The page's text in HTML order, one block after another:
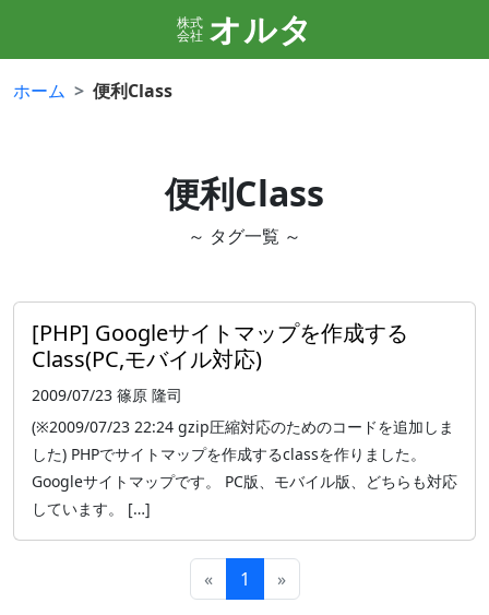
株式
会社 オルタ
ホーム 便利Class
便利Class
～ タグ一覧 ～
[PHP] Googleサイトマップを作成する
Class(PC,モバイル対応)
2009/07/23 篠原 隆司
(※2009/07/23 22:24 gzip圧縮対応のためのコードを追加しま
した) PHPでサイトマップを作成するclassを作りました。
Googleサイトマップです。 PC版、モバイル版、どちらも対応
しています。 […]
« 1 »